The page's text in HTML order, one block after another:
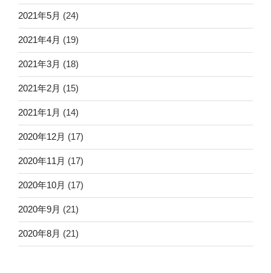
2021年5月 (24)
2021年4月 (19)
2021年3月 (18)
2021年2月 (15)
2021年1月 (14)
2020年12月 (17)
2020年11月 (17)
2020年10月 (17)
2020年9月 (21)
2020年8月 (21)